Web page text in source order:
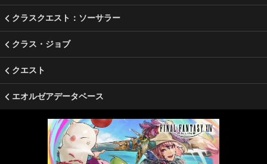
クラスクエスト：ソーサラー
クラス・ジョブ
クエスト
エオルゼアデータベース